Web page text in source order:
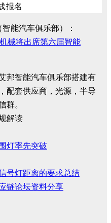
报名
能汽车俱乐部）：
械将出席第六届智能
邦智能汽车俱乐部搭建有
配套供应商，光源，半导
群。
灯率先突破
号灯距离的要求总结
链论坛资料分享